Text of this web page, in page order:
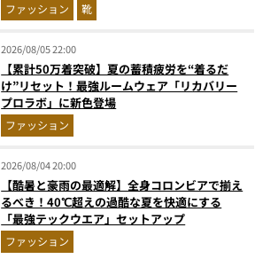
ファッション 靴
2026/08/05 22:00
【累計50万着突破】夏の蓄積疲労を“着るだ
け”リセット！最強ルームウェア「リカバリー
プロラボ」に新色登場
ファッション
2026/08/04 20:00
【酷暑と豪雨の最適解】全身コロンビアで揃え
るべき！40℃超えの過酷な夏を快適にする
「最強テックウエア」セットアップ
ファッション